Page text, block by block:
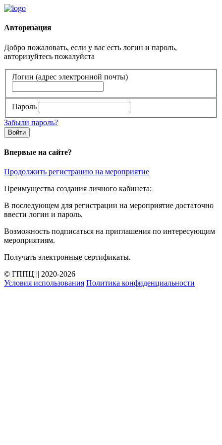
Авторизация
Добро пожаловать, если у вас есть логин и пароль,
авторизуйтесь пожалуйста
Логин (адрес электронной почты)
Пароль
Забыли пароль?
Войти
Впервые на сайте?
Продолжить регистрацию на мероприятие
Преимущества создания личного кабинета:
В последующем для регистрации на мероприятие достаточно
ввести логин и пароль.
Возможность подписаться на приглашения по интересующим
мероприятиям.
Получать электронные сертификаты.
© ГППЦ || 2020-2026
Условия использования Политика конфиденциальности